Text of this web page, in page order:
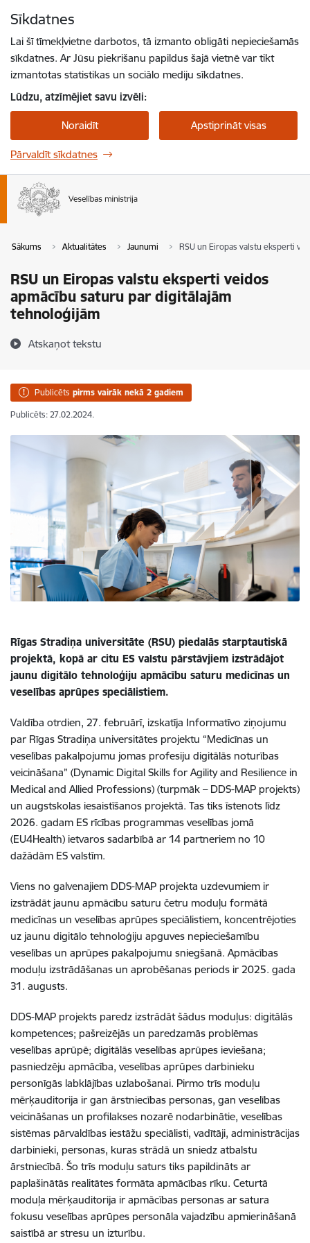
Sīkdatnes
Lai šī tīmekļvietne darbotos, tā izmanto obligāti nepieciešamās
sīkdatnes. Ar Jūsu piekrišanu papildus šajā vietnē var tikt
izmantotas statistikas un sociālo mediju sīkdatnes.
Lūdzu, atzīmējiet savu izvēli:
Noraidīt Apstiprināt visas
Pārvaldīt sīkdatnes
Sākums Aktualitātes Jaunumi RSU un Eiropas valstu eksperti
RSU un Eiropas valstu eksperti veidos
apmācību saturu par digitālajām
tehnoloģijām
Atskaņot tekstu
Publicēts pirms vairāk nekā 2 gadiem
Publicēts: 27.02.2024.
Rīgas Stradiņa universitāte (RSU) piedalās starptautiskā
projektā, kopā ar citu ES valstu pārstāvjiem izstrādājot
jaunu digitālo tehnoloģiju apmācību saturu medicīnas un
veselības aprūpes speciālistiem.
Valdība otrdien, 27. februārī, izskatīja Informatīvo ziņojumu
par Rīgas Stradiņa universitātes projektu “Medicīnas un
veselības pakalpojumu jomas profesiju digitālās noturības
veicināšana” (Dynamic Digital Skills for Agility and Resilience in
Medical and Allied Professions) (turpmāk – DDS-MAP projekts)
un augstskolas iesaistīšanos projektā. Tas tiks īstenots līdz
2026. gadam ES rīcības programmas veselības jomā
(EU4Health) ietvaros sadarbībā ar 14 partneriem no 10
dažādām ES valstīm.
Viens no galvenajiem DDS-MAP projekta uzdevumiem ir
izstrādāt jaunu apmācību saturu četru moduļu formātā
medicīnas un veselības aprūpes speciālistiem, koncentrējoties
uz jaunu digitālo tehnoloģiju apguves nepieciešamību
veselības un aprūpes pakalpojumu sniegšanā. Apmācības
moduļu izstrādāšanas un aprobēšanas periods ir 2025. gada
31. augusts.
DDS-MAP projekts paredz izstrādāt šādus moduļus: digitālās
kompetences; pašreizējās un paredzamās problēmas
veselības aprūpē; digitālās veselības aprūpes ieviešana;
pasniedzēju apmācība, veselības aprūpes darbinieku
personīgās labklājības uzlabošanai. Pirmo trīs moduļu
mērķauditorija ir gan ārstniecības personas, gan veselības
veicināšanas un profilakses nozarē nodarbinātie, veselības
sistēmas pārvaldības iestāžu speciālisti, vadītāji, administrācijas
darbinieki, personas, kuras strādā un sniedz atbalstu
ārstniecībā. Šo trīs moduļu saturs tiks papildināts ar
paplašinātās realitātes formāta apmācības rīku. Ceturtā
moduļa mērķauditorija ir apmācības personas ar satura
fokusu veselības aprūpes personāla vajadzību apmierināšanā
saistībā ar stresu un izturību.